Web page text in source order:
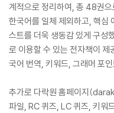
계적으로 정리하여, 총 48권
한국어를 일체 제외하고, 핵심
스트를 더욱 생동감 있게 구성
로 이용할 수 있는 전자책이
국어 번역, 키워드, 그래머 포
추가로 다락원 홈페이지
파일, RC 퀴즈, LC 퀴즈, 키워